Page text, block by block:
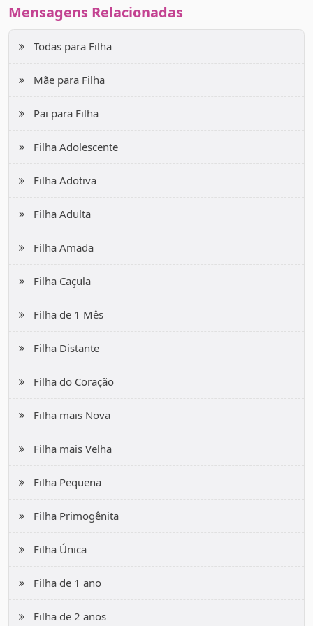
Que Deus te dê muitos anos de vida e saúde! Feliz
aniversário, filha.
Mensagens Relacionadas
Todas para Filha
Mãe para Filha
Pai para Filha
Filha Adolescente
Filha Adotiva
Filha Adulta
Filha Amada
Filha Caçula
Filha de 1 Mês
Filha Distante
Filha do Coração
Filha mais Nova
Filha mais Velha
Filha Pequena
Filha Primogênita
Filha Única
Filha de 1 ano
Filha de 2 anos